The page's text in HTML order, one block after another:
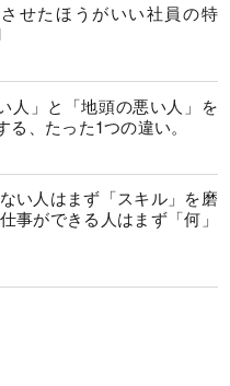
せたほうがいい社員の特
人」と「地頭の悪い人」を
る、たった1つの違い。
い人はまず「スキル」を磨
事ができる人はまず「何」